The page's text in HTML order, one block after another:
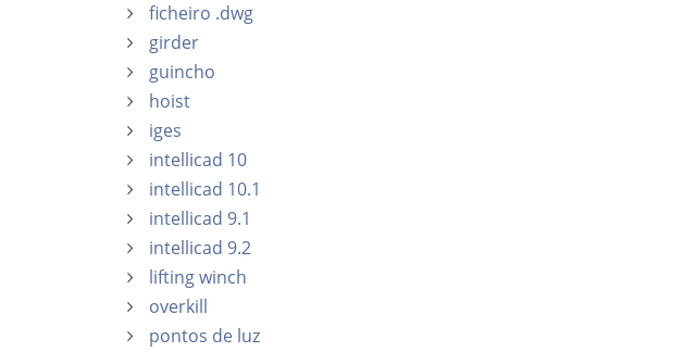
ficheiro .dwg
girder
guincho
hoist
iges
intellicad 10
intellicad 10.1
intellicad 9.1
intellicad 9.2
lifting winch
overkill
pontos de luz